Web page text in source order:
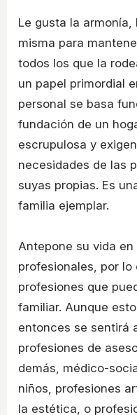
Le gusta la
misma para
todos los que la
un papel primordial
personal se basa
fundación de un
escrupulosa y
necesidades de las
suyas propias. Es
familia ejemplar.
Antepone su vida
profesionales, por
profesiones que
familiar. Aunque
entonces se sentirá
profesiones de
demás, médico-
niños, profesiones
la estética, o